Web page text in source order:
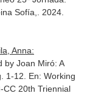
Sofía,. 2024.
Anna:
by Joan Miró: A
1-12. En: Working
CC 20th Triennial